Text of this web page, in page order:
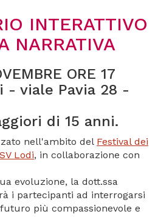
INTERATTIVO
NARRATIVA
ORE 17
- viale Pavia 28 -
di 15 anni.
nell'ambito del Festival dei
Lodi, in collaborazione con
evoluzione, la dott.ssa
i partecipanti ad interrogarsi
più compassionevole e